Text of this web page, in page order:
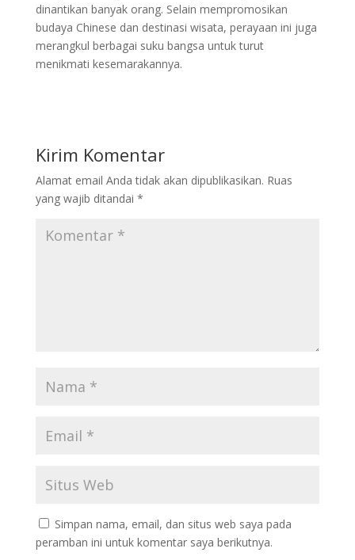
dinantikan banyak orang. Selain mempromosikan
budaya Chinese dan destinasi wisata, perayaan ini juga
merangkul berbagai suku bangsa untuk turut
menikmati kesemarakannya.
Kirim Komentar
Alamat email Anda tidak akan dipublikasikan. Ruas
yang wajib ditandai *
Simpan nama, email, dan situs web saya pada
peramban ini untuk komentar saya berikutnya.